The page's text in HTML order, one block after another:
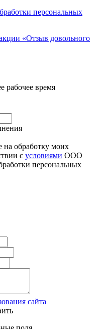
персональных
«Отзыв довольного
время
на обработку моих
с условиями ООО
персональных
сайта